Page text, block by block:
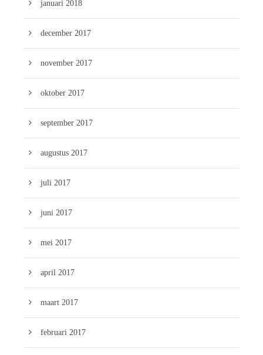
januari 2018
december 2017
november 2017
oktober 2017
september 2017
augustus 2017
juli 2017
juni 2017
mei 2017
april 2017
maart 2017
februari 2017